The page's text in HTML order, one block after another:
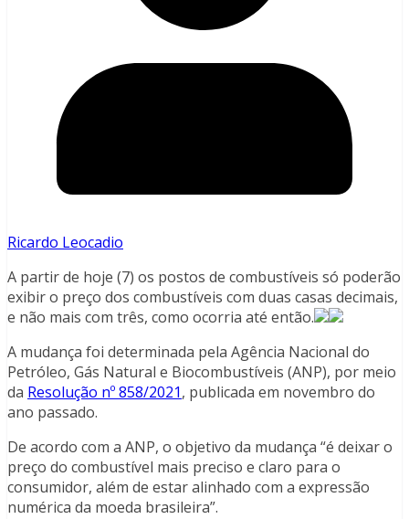
Ricardo Leocadio
A partir de hoje (7) os postos de combustíveis só poderão
exibir o preço dos combustíveis com duas casas decimais,
e não mais com três, como ocorria até então.
A mudança foi determinada pela Agência Nacional do
Petróleo, Gás Natural e Biocombustíveis (ANP), por meio
da Resolução nº 858/2021, publicada em novembro do
ano passado.
De acordo com a ANP, o objetivo da mudança “é deixar o
preço do combustível mais preciso e claro para o
consumidor, além de estar alinhado com a expressão
numérica da moeda brasileira”.